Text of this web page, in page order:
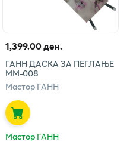
1,399.00 ден.
ГАНН ДАСКА ЗА ПЕГЛАЊЕ
ММ-008
Мастор ГАНН
Мастор ГАНН